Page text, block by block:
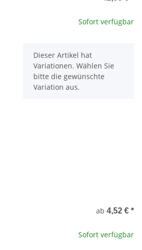
Sofort verfügbar
x
Dieser Artikel hat
Variationen. Wählen Sie
bitte die gewünschte
Variation aus.
ab 4,52 € *
Sofort verfügbar